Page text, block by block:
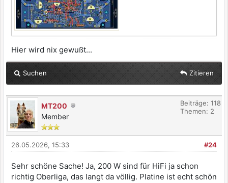
Hier wird nix gewußt...
Suchen Zitieren
MT200
Member
Beiträge: 118
Themen: 2
#24
26.05.2026, 15:33
Sehr schöne Sache! Ja, 200 W sind für HiFi ja schon
richtig Oberliga, das langt da völlig. Platine ist echt schön